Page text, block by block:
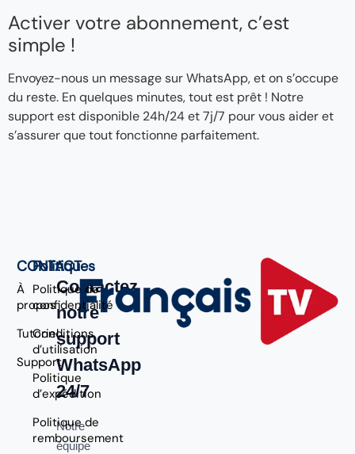
Activer votre abonnement, c’est
simple !
Envoyez-nous un message sur WhatsApp, et on s’occupe
du reste. En quelques minutes, tout est prêt ! Notre
support est disponible 24h/24 et 7j/7 pour vous aider et
s’assurer que tout fonctionne parfaitement.
CONTACT
À
propos
Tutoriel
Support
Politiques
Politique de
confidentialité
Conditions
d’utilisation
Politique
d’expédition
Politique de
remboursement
Contactez
notre
support
WhatsApp
24/7
Notre
équipe